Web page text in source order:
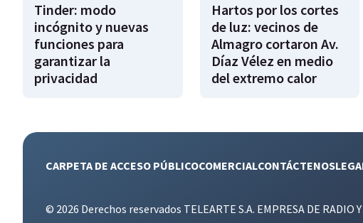
Tinder: modo
incógnito y nuevas
funciones para
garantizar la
privacidad
Hartos por los cortes
de luz: vecinos de
Almagro cortaron Av.
Díaz Vélez en medio
del extremo calor
CARPETA DE ACCESO PÚBLICOCOMERCIALCONTÁCTENOS
© 2026 Derechos reservados TELEARTE S.A. EMPRESA DE RADIO